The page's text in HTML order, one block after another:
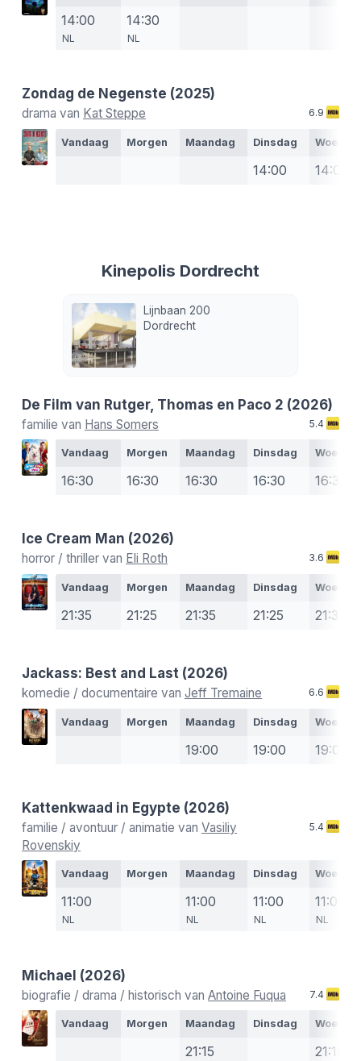
14:00
NL
14:30
NL
Zondag de Negenste (2025)
drama van Kat Steppe 6.9
Vandaag Morgen Maandag Dinsdag
14:00 14:00
Kinepolis Dordrecht
Lijnbaan 200
Dordrecht
De Film van Rutger, Thomas en Paco 2 (2026)
familie van Hans Somers 5.4
Vandaag Morgen Maandag Dinsdag
16:30 16:30 16:30 16:30 16:30
Ice Cream Man (2026)
horror / thriller van Eli Roth 3.6
Vandaag Morgen Maandag Dinsdag
21:35 21:25 21:35 21:25 21:35
Jackass: Best and Last (2026)
komedie / documentaire van Jeff Tremaine 6.6
Vandaag Morgen Maandag Dinsdag
19:00 19:00 19:00
Kattenkwaad in Egypte (2026)
familie / avontuur / animatie van Vasiliy
Rovenskiy
5.4
Vandaag Morgen Maandag Dinsdag
11:00
NL
11:00
NL
11:00
NL
11:00
NL
Michael (2026)
biografie / drama / historisch van Antoine Fuqua 7.4
Vandaag Morgen Maandag Dinsdag
21:15 21:15